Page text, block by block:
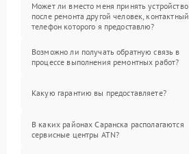
Может ли вместо меня принять устройство
после ремонта другой человек, контактный
телефон которого я предоставлю?
Возможно ли получать обратную связь в
процессе выполнения ремонтных работ?
Какую гарантию вы предоставляете?
В каких районах Саранска располагаются
сервисные центры ATN?